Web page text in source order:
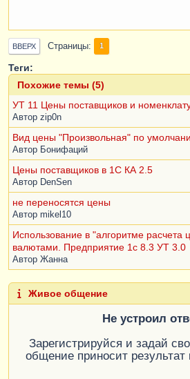
ВВЕРХ Страницы 1
Теги:
Похожие темы (5)
УТ 11 Цены поставщиков и
Автор zip0n
Вид цены "Произвольная" по
Автор Бонифаций
Цены поставщиков в 1C КА 2.5
Автор DenSen
не переносятся цены
Автор mikel10
Использование в "алгоритме
валютами. Предприятие 1с 8.3 УТ 3.0
Автор Жанна
Живое общение
Не устроил
Зарегистрируйся и задай
общение приносит результат